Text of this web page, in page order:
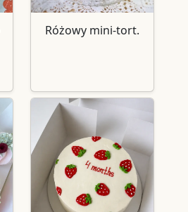
Różowy mini-tort.